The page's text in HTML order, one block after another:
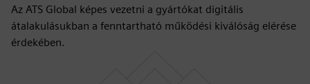
Az ATS Global képes vezetni a gyártókat digitális
átalakulásukban a fenntartható működési kiválóság elérése
érdekében.